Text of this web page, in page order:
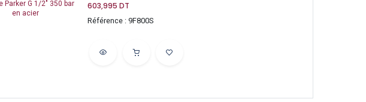
603,995 DT
Référence : 9F800S